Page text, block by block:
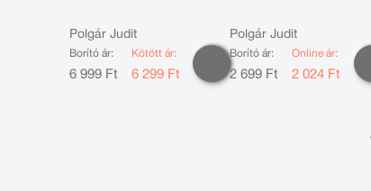
Polgár Judit
Borító ár:
6 999 Ft
Kötött ár:
6 299 Ft
Polgár Judit
Borító ár:
2 699 Ft
Online ár:
2 024 Ft